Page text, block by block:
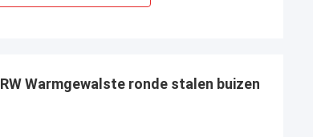
Warmgewalste ronde stalen buizen